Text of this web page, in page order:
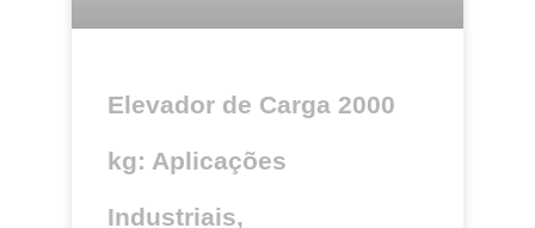
Elevador de Carga 2000
kg: Aplicações
Industriais,